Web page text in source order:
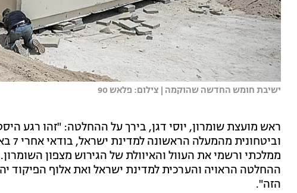
ישיבת חומש החדשה שהוקמה | צילום: פלאש 90
ראש מועצת שומרון, יוסי דגן, בירך על ההחלטה: "זהו רגע
ממלכתי ורשמי את העוול והאיוולת של הגירוש מצפון
ההחלטה הראויה והערכית למדינת ישראל ואת אלוף הפיקוד
הזה".